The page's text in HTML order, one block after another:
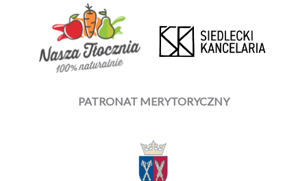
PATRONAT MERYTORYCZNY